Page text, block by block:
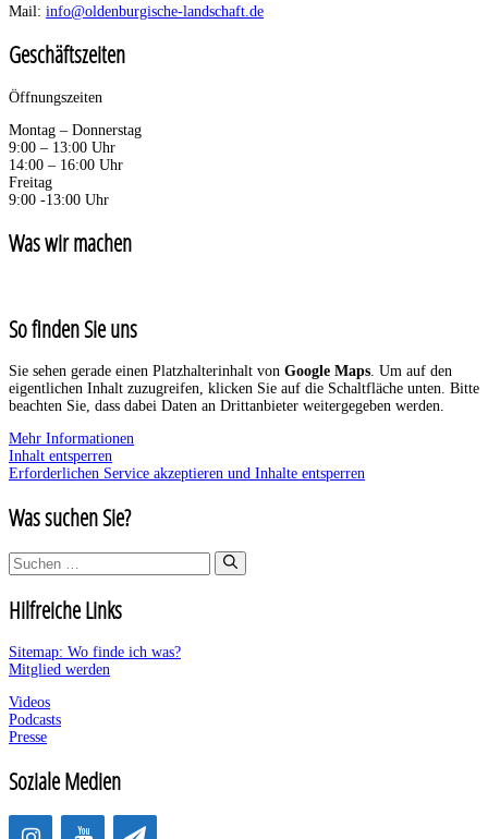
Mail: info@oldenburgische-landschaft.de
Geschäftszeiten
Öffnungszeiten
Montag – Donnerstag
9:00 – 13:00 Uhr
14:00 – 16:00 Uhr
Freitag
9:00 -13:00 Uhr
Was wir machen
So finden Sie uns
Sie sehen gerade einen Platzhalterinhalt von Google Maps. Um auf den
eigentlichen Inhalt zuzugreifen, klicken Sie auf die Schaltfläche unten. Bitte
beachten Sie, dass dabei Daten an Drittanbieter weitergegeben werden.
Mehr Informationen
Inhalt entsperren
Erforderlichen Service akzeptieren und Inhalte entsperren
Was suchen Sie?
Suchen
nach:
Hilfreiche Links
Sitemap: Wo finde ich was?
Mitglied werden
Videos
Podcasts
Presse
Soziale Medien